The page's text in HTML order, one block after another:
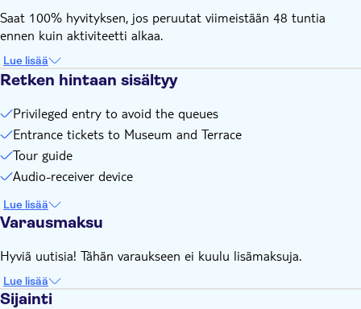
Saat 100% hyvityksen, jos peruutat viimeistään 48 tuntia
ennen kuin aktiviteetti alkaa.
Lue lisää
Retken hintaan sisältyy
Privileged entry to avoid the queues
Entrance tickets to Museum and Terrace
Tour guide
Audio-receiver device
Lue lisää
Varausmaksu
Hyviä uutisia! Tähän varaukseen ei kuulu lisämaksuja.
Lue lisää
Sijainti